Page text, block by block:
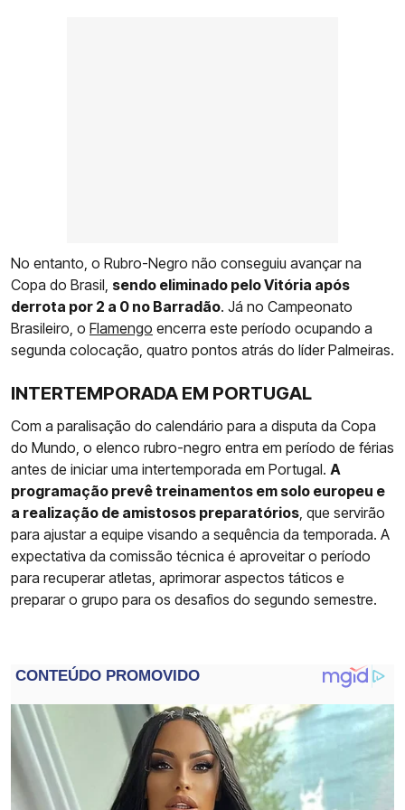
No entanto, o Rubro-Negro não conseguiu avançar na
Copa do Brasil, sendo eliminado pelo Vitória após
derrota por 2 a 0 no Barradão. Já no Campeonato
Brasileiro, o Flamengo encerra este período ocupando a
segunda colocação, quatro pontos atrás do líder Palmeiras.
INTERTEMPORADA EM PORTUGAL
Com a paralisação do calendário para a disputa da Copa
do Mundo, o elenco rubro-negro entra em período de férias
antes de iniciar uma intertemporada em Portugal. A
programação prevê treinamentos em solo europeu e
a realização de amistosos preparatórios , que servirão
para ajustar a equipe visando a sequência da temporada. A
expectativa da comissão técnica é aproveitar o período
para recuperar atletas, aprimorar aspectos táticos e
preparar o grupo para os desafios do segundo semestre.